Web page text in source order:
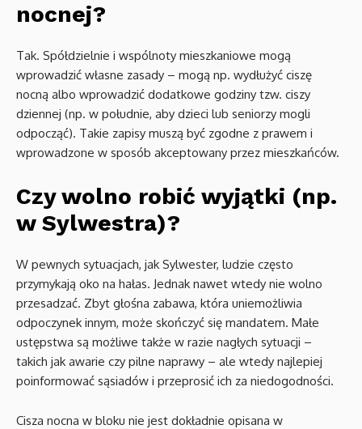
nocnej?
Tak. Spółdzielnie i wspólnoty mieszkaniowe mogą
wprowadzić własne zasady – mogą np. wydłużyć ciszę
nocną albo wprowadzić dodatkowe godziny tzw. ciszy
dziennej (np. w południe, aby dzieci lub seniorzy mogli
odpocząć). Takie zapisy muszą być zgodne z prawem i
wprowadzone w sposób akceptowany przez mieszkańców.
Czy wolno robić wyjątki (np.
w Sylwestra)?
W pewnych sytuacjach, jak Sylwester, ludzie często
przymykają oko na hałas. Jednak nawet wtedy nie wolno
przesadzać. Zbyt głośna zabawa, która uniemożliwia
odpoczynek innym, może skończyć się mandatem. Małe
ustępstwa są możliwe także w razie nagłych sytuacji –
takich jak awarie czy pilne naprawy – ale wtedy najlepiej
poinformować sąsiadów i przeprosić ich za niedogodności.
Cisza nocna w bloku nie jest dokładnie opisana w